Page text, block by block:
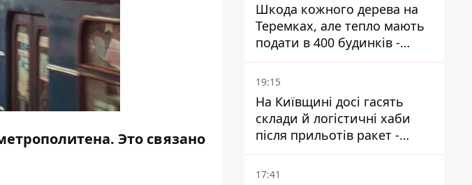
Это связано
Шкода кожного дерева на
Теремках, але тепло мають
подати в 400 будинків -
депутатка Київради
19:15
На Київщині досі гасять
склади й логістичні хаби
після прильотів ракет -
ДСНС
17:41